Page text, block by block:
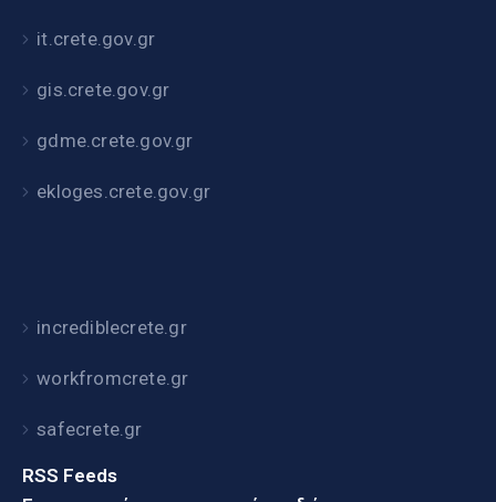
it.crete.gov.gr
gis.crete.gov.gr
gdme.crete.gov.gr
ekloges.crete.gov.gr
incrediblecrete.gr
workfromcrete.gr
safecrete.gr
RSS Feeds